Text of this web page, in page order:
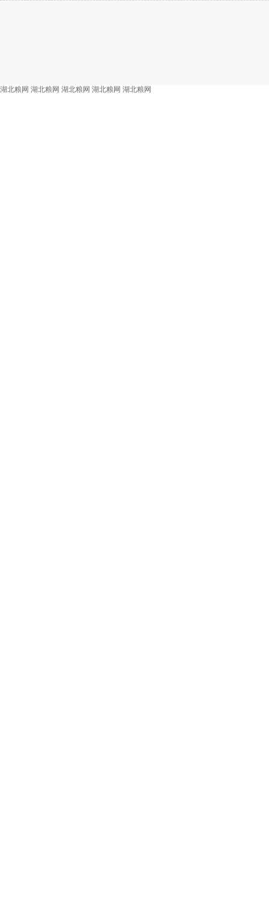
湖北粮网 湖北粮网 湖北粮网 湖北粮网 湖北粮网